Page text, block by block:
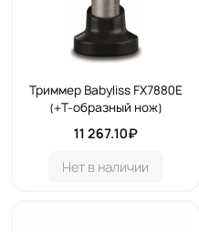
Триммер Babyliss FX7880E
(+Т-образный нож)
11 267.10₽
Нет в наличии